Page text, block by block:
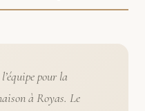
pour la
à Royas. Le